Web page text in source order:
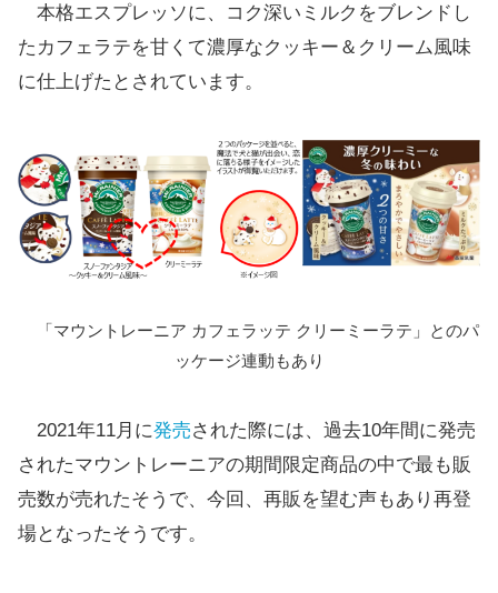
本格エスプレッソに、コク深いミルクをブレンドし
たカフェラテを甘くて濃厚なクッキー＆クリーム風味
に仕上げたとされています。
「マウントレーニア カフェラッテ クリーミーラテ」とのパ
ッケージ連動もあり
2021年11月に発売された際には、過去10年間に発売
されたマウントレーニアの期間限定商品の中で最も販
売数が売れたそうで、今回、再販を望む声もあり再登
場となったそうです。